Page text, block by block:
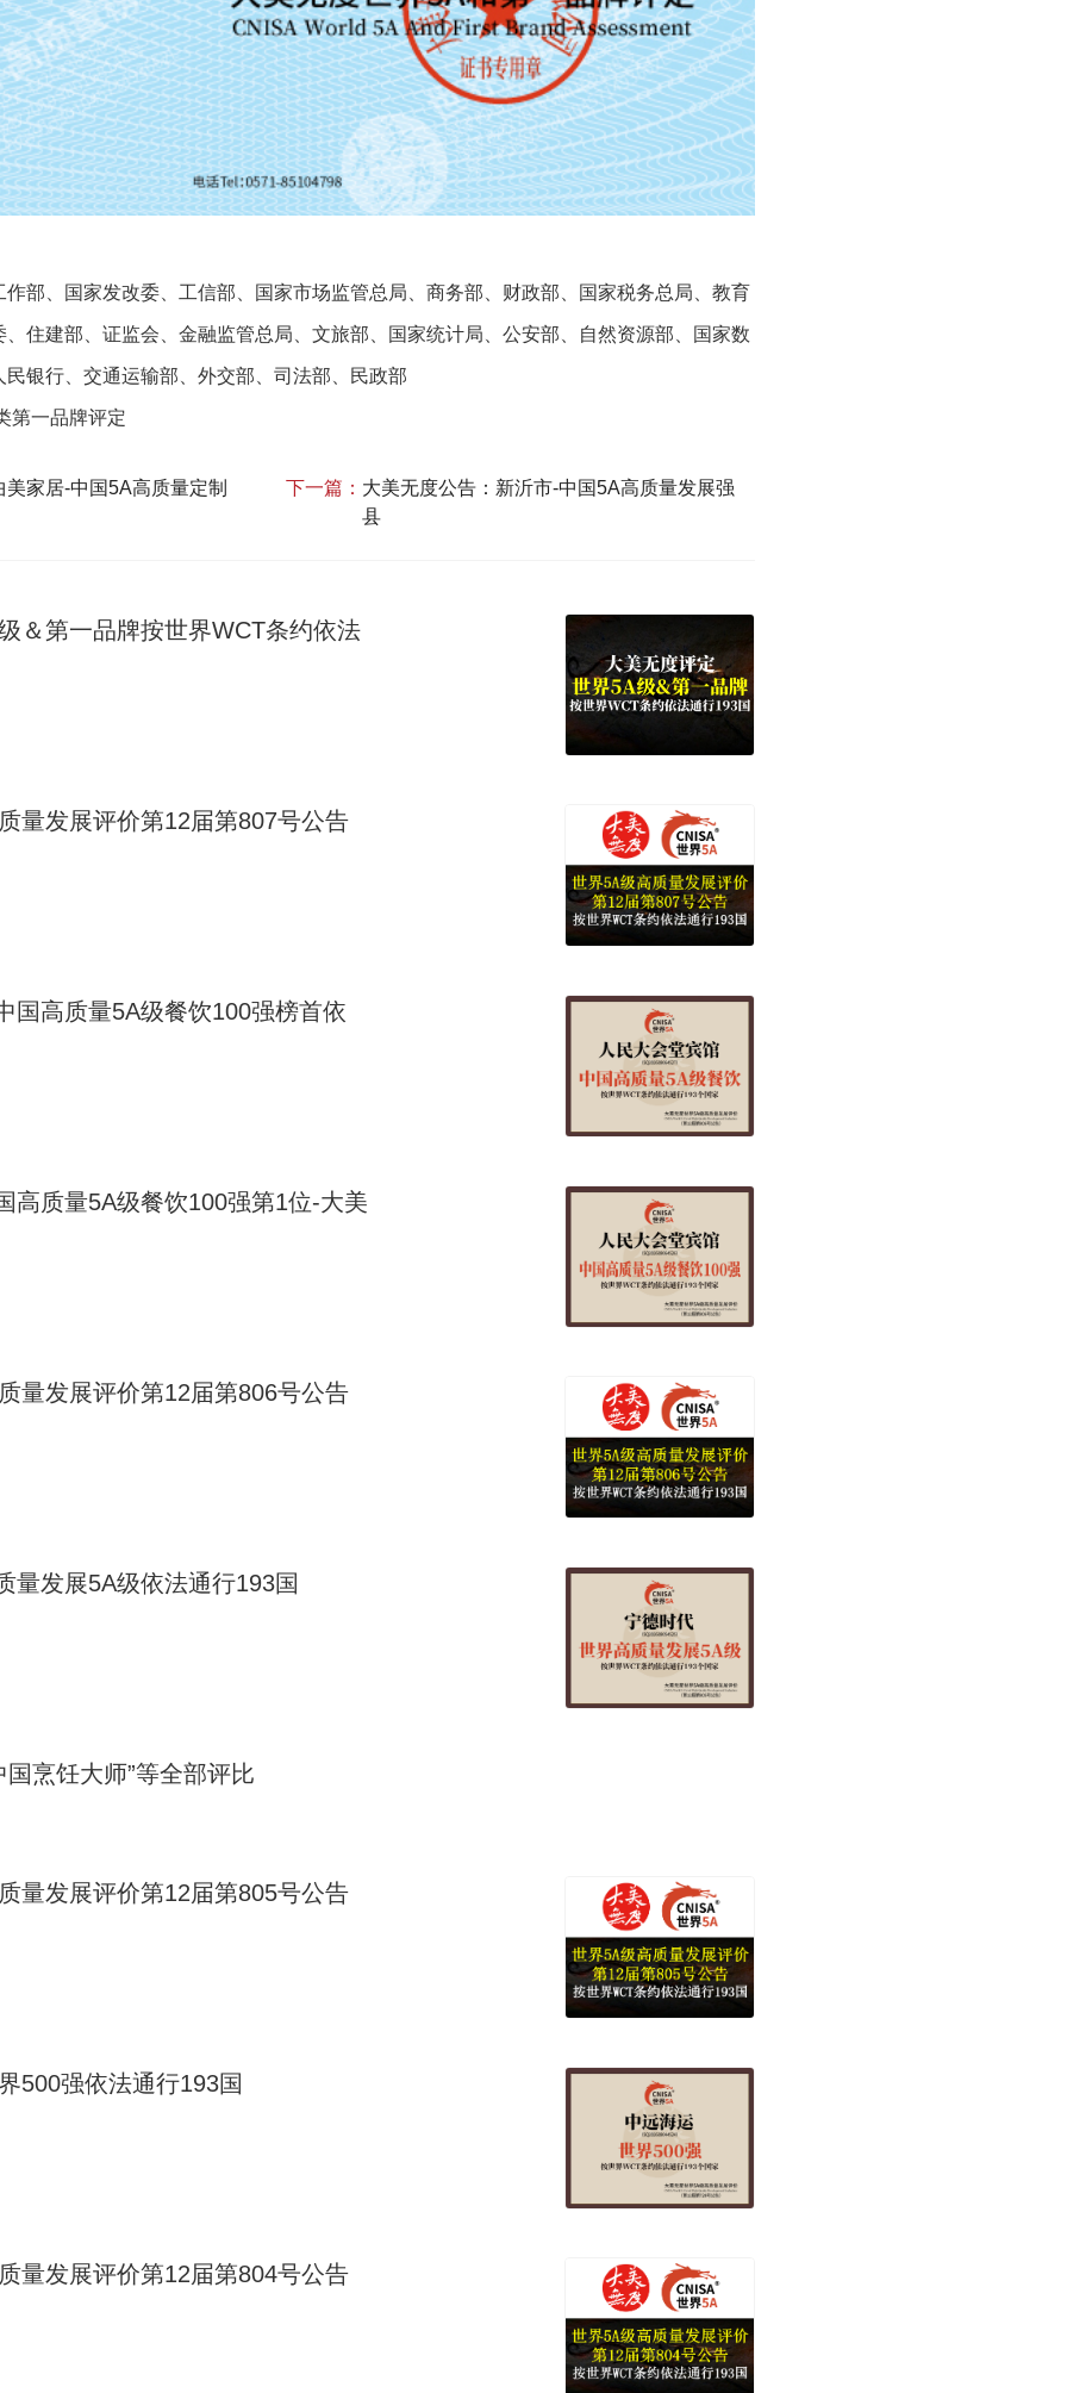
部、国家发改委、工信部、国家市场监管总局、商务部、财政部、国家税务总局、教育
住建部、证监会、金融监管总局、文旅部、国家统计局、公安部、自然资源部、国家数
银行、交通运输部、外交部、司法部、民政部
第一品牌评定
家居-中国5A高质量定制 下一篇： 大美无度公告：新沂市-中国5A高质量发展强
县
＆第一品牌按世界WCT条约依法
量发展评价第12届第807号公告
国高质量5A级餐饮100强榜首依
高质量5A级餐饮100强第1位-大美
量发展评价第12届第806号公告
量发展5A级依法通行193国
烹饪大师”等全部评比
量发展评价第12届第805号公告
500强依法通行193国
量发展评价第12届第804号公告